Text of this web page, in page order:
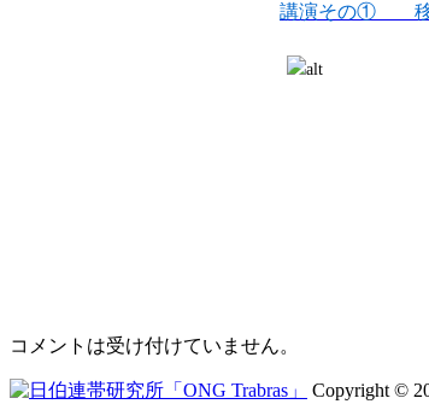
講演その① 移住
コメントは受け付けていません。
Copyright ©